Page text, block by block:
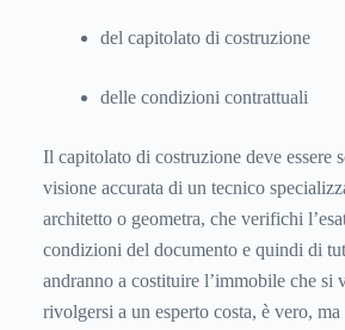
del capitolato di costruzione
delle condizioni contrattuali
Il capitolato di costruzione deve essere
visione accurata di un tecnico
architetto o geometra, che verifichi
condizioni del documento e quindi di
andranno a costituire l’immobile che si
rivolgersi a un esperto costa, è vero,